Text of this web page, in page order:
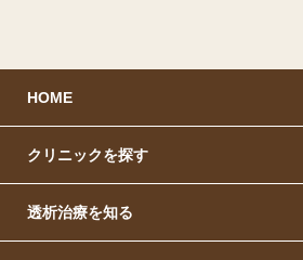
HOME
クリニックを探す
透析治療を知る